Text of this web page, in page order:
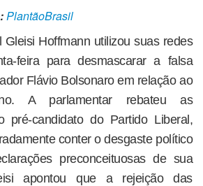
PlantãoBrasil
Gleisi Hoffmann utilizou suas redes
feira para desmascarar a falsa
Flávio Bolsonaro em relação ao
A parlamentar rebateu as
pré-candidato do Partido Liberal,
conter o desgaste político
preconceituosas de sua
apontou que a rejeição das